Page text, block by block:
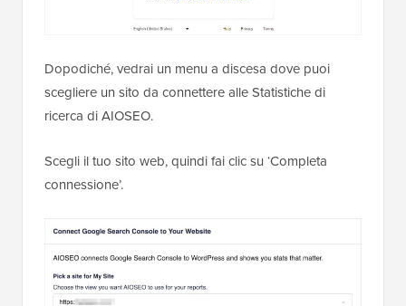
Dopodiché, vedrai un menu a discesa dove puoi
scegliere un sito da connettere alle Statistiche di
ricerca di AIOSEO.
Scegli il tuo sito web, quindi fai clic su ‘Completa
connessione’.